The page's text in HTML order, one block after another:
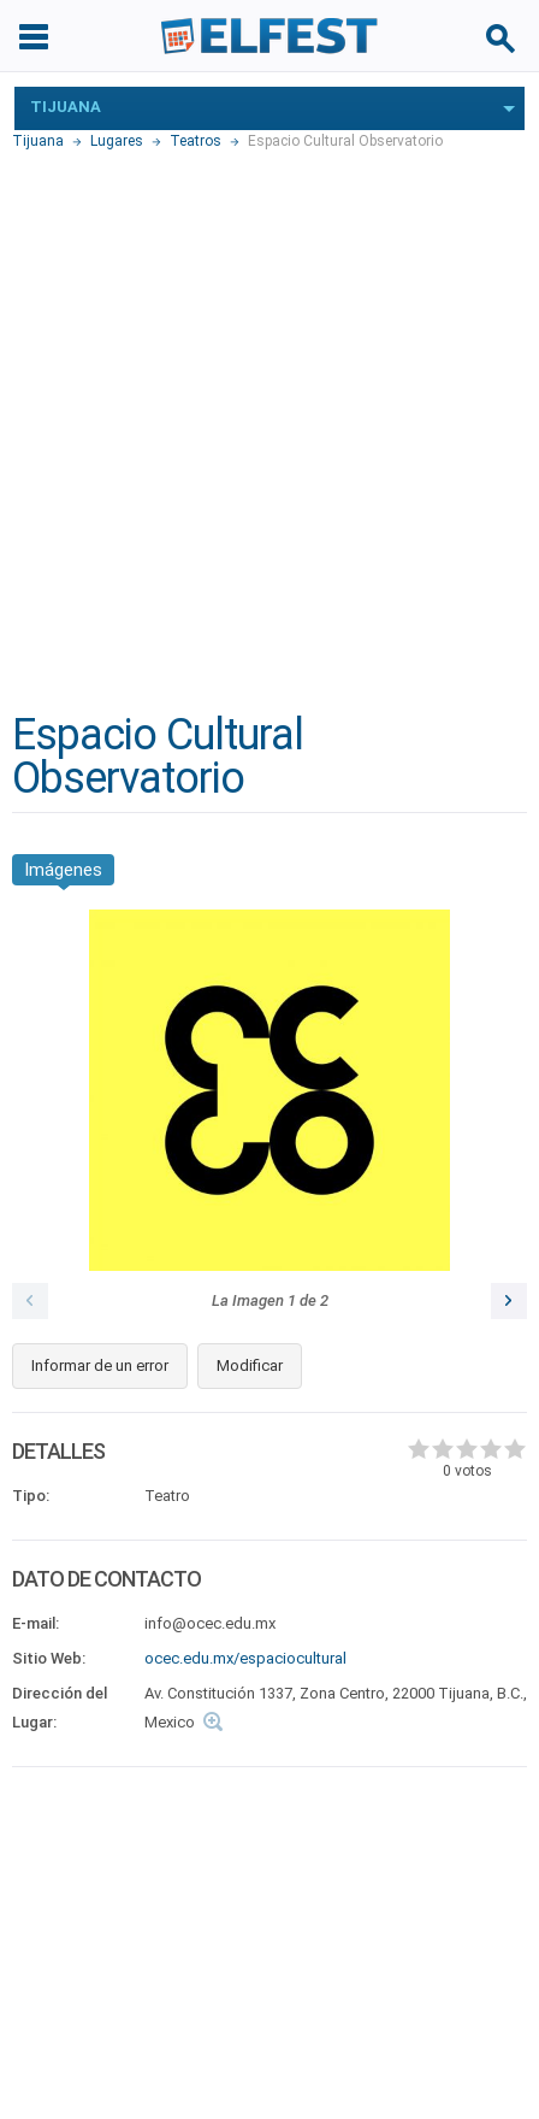
TIJUANA
Tijuana Lugares Teatros Espacio Cultural Observatorio
Espacio Cultural
Observatorio
Imágenes
La Imagen 1 de 2
Informar de un error Modificar
0 votos
DETALLES
Tipo: Teatro
DATO DE CONTACTO
E-mail:
info@ocec.edu.mx
Sitio Web:
ocec.edu.mx/espaciocultural
Dirección del
Lugar:
Av. Constitución 1337, Zona Centro, 22000 Tijuana, B.C.,
Mexico